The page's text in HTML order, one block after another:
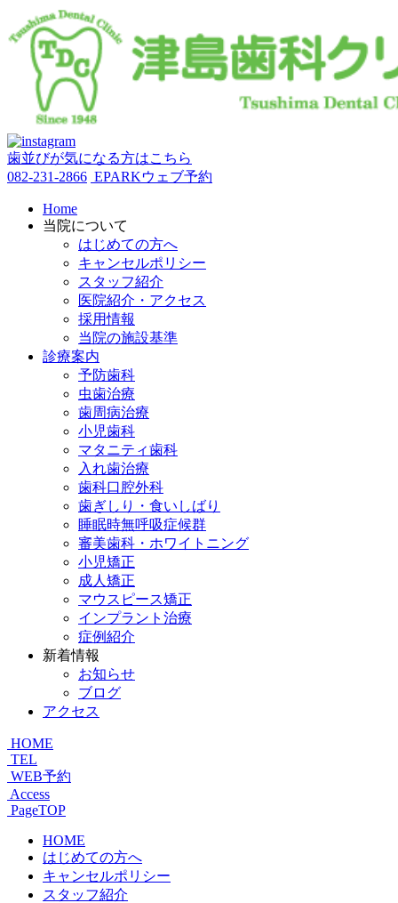
歯並びが気になる方はこちら
082-231-2866 EPARKウェブ予約
Home
当院について
はじめての方へ
キャンセルポリシー
スタッフ紹介
医院紹介・アクセス
採用情報
当院の施設基準
診療案内
予防歯科
虫歯治療
歯周病治療
小児歯科
マタニティ歯科
入れ歯治療
歯科口腔外科
歯ぎしり・食いしばり
睡眠時無呼吸症候群
審美歯科・ホワイトニング
小児矯正
成人矯正
マウスピース矯正
インプラント治療
症例紹介
新着情報
お知らせ
ブログ
アクセス
HOME
TEL
WEB予約
Access
PageTOP
HOME
はじめての方へ
キャンセルポリシー
スタッフ紹介